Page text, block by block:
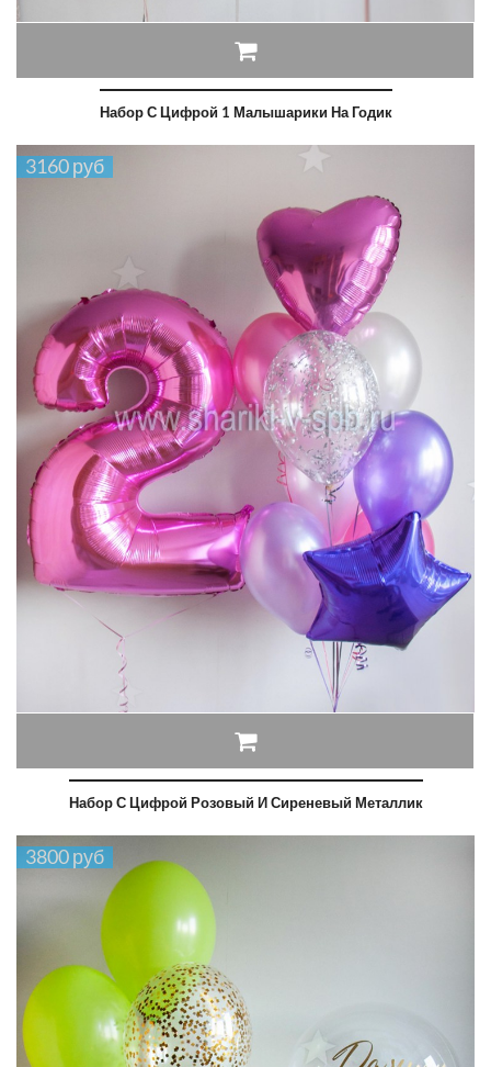
Набор С Цифрой 1 Малышарики На Годик
3160 руб
Набор С Цифрой Розовый И Сиреневый Металлик
3800 руб